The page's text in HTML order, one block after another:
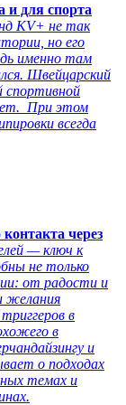
и для спорта
KV+ не так
но его
именно там
Швейцарский
спортивной
При этом
всегда
через
— ключ к
не только
от радости и
желания
в
в
и
о подходах
темах и